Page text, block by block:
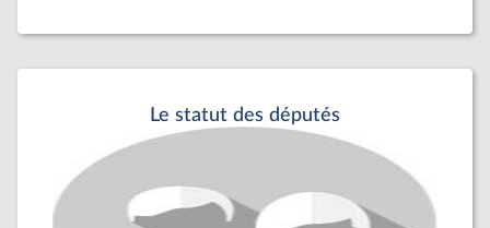
Le statut des députés